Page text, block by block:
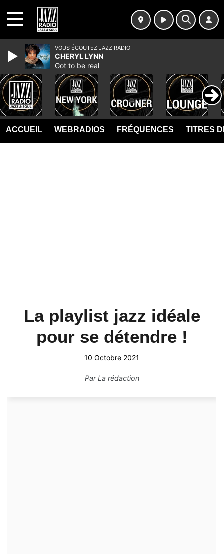
ACCUEIL WEBRADIOS FRÉQUENCES TITRES
La playlist jazz idéale
pour se détendre !
10 Octobre 2021
ParLa rédaction
VOUS ÉCOUTEZ JAZZ RADIO
CHERYL LYNN
Got to be real